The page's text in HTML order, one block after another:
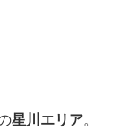
星川エリア。